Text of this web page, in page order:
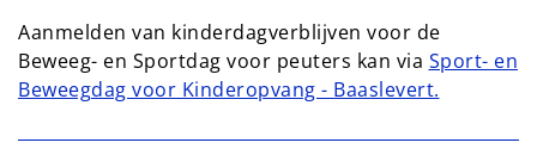
Aanmelden van kinderdagverblijven voor de
Beweeg- en Sportdag voor peuters kan via Sport- en
Beweegdag voor Kinderopvang - Baaslevert.